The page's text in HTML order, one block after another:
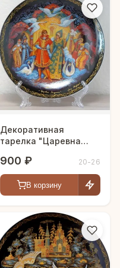
Декоративная
тарелка "Царевна
900 ₽ 20-26
В корзину